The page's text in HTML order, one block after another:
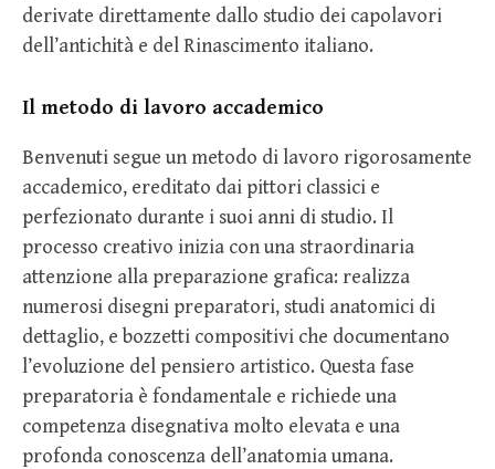
derivate direttamente dallo studio dei capolavori
dell’antichità e del Rinascimento italiano.
Il metodo di lavoro accademico
Benvenuti segue un metodo di lavoro rigorosamente
accademico, ereditato dai pittori classici e
perfezionato durante i suoi anni di studio. Il
processo creativo inizia con una straordinaria
attenzione alla preparazione grafica: realizza
numerosi disegni preparatori, studi anatomici di
dettaglio, e bozzetti compositivi che documentano
l’evoluzione del pensiero artistico. Questa fase
preparatoria è fondamentale e richiede una
competenza disegnativa molto elevata e una
profonda conoscenza dell’anatomia umana.